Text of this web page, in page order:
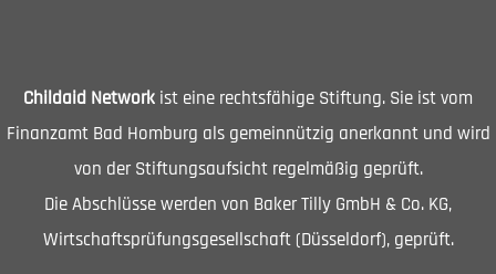
Childaid Network ist eine rechtsfähige Stiftung. Sie ist vom
Finanzamt Bad Homburg als gemeinnützig anerkannt und wird
von der Stiftungsaufsicht regelmäßig geprüft.
Die Abschlüsse werden von Baker Tilly GmbH & Co. KG,
Wirtschaftsprüfungsgesellschaft (Düsseldorf), geprüft.